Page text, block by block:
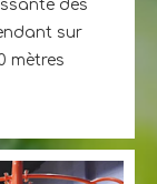
des
sur
mètres